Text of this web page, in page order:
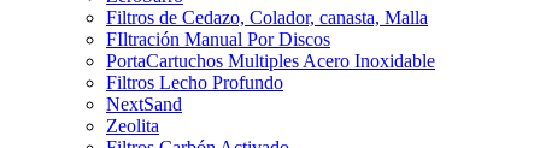
Filtros de Cedazo, Colador, canasta, Malla
FIltración Manual Por Discos
PortaCartuchos Multiples Acero Inoxidable
Filtros Lecho Profundo
NextSand
Zeolita